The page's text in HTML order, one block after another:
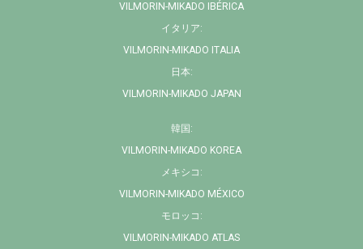
VILMORIN-MIKADO IBÉRICA
イタリア:
VILMORIN-MIKADO ITALIA
日本:
VILMORIN-MIKADO JAPAN
韓国:
VILMORIN-MIKADO KOREA
メキシコ:
VILMORIN-MIKADO MÉXICO
モロッコ:
VILMORIN-MIKADO ATLAS